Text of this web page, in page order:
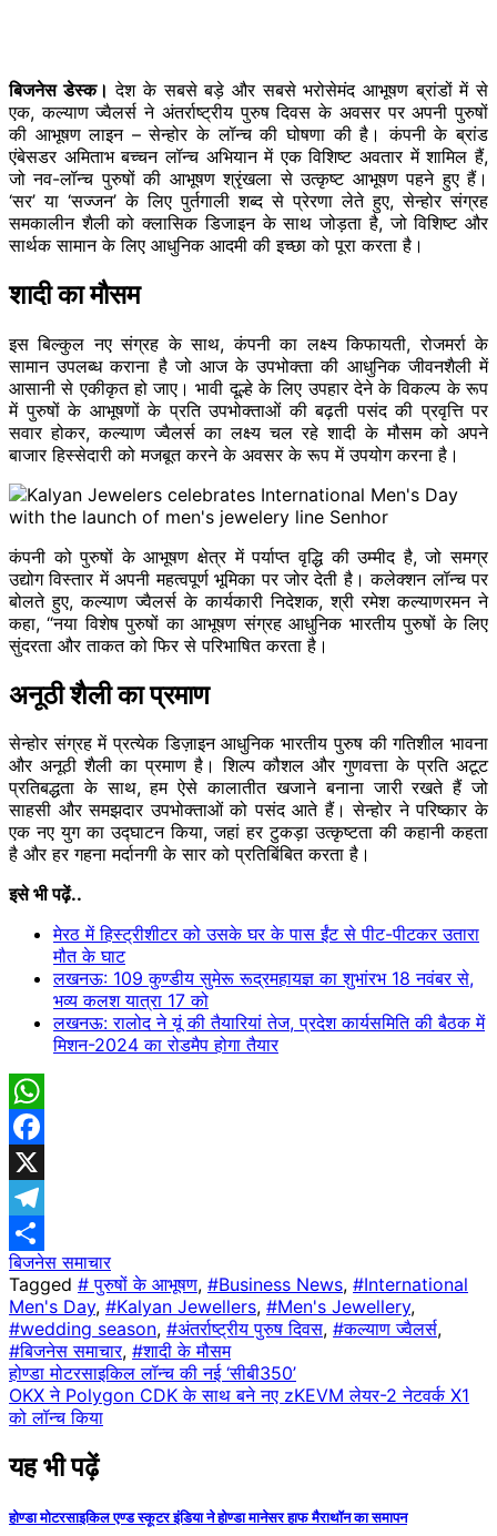
बिजनेस डेस्क। देश के सबसे बड़े और सबसे भरोसेमंद आभूषण ब्रांडों में से
एक, कल्याण ज्वैलर्स ने अंतर्राष्ट्रीय पुरुष दिवस के अवसर पर अपनी पुरुषों
की आभूषण लाइन – सेन्होर के लॉन्च की घोषणा की है। कंपनी के ब्रांड
एंबेसडर अमिताभ बच्चन लॉन्च अभियान में एक विशिष्ट अवतार में शामिल हैं,
जो नव-लॉन्च पुरुषों की आभूषण श्रृंखला से उत्कृष्ट आभूषण पहने हुए हैं।
‘सर’ या ‘सज्जन’ के लिए पुर्तगाली शब्द से प्रेरणा लेते हुए, सेन्होर संग्रह
समकालीन शैली को क्लासिक डिजाइन के साथ जोड़ता है, जो विशिष्ट और
सार्थक सामान के लिए आधुनिक आदमी की इच्छा को पूरा करता है।
शादी का मौसम
इस बिल्कुल नए संग्रह के साथ, कंपनी का लक्ष्य किफायती, रोजमर्रा के
सामान उपलब्ध कराना है जो आज के उपभोक्ता की आधुनिक जीवनशैली में
आसानी से एकीकृत हो जाए। भावी दूल्हे के लिए उपहार देने के विकल्प के रूप
में पुरुषों के आभूषणों के प्रति उपभोक्ताओं की बढ़ती पसंद की प्रवृत्ति पर
सवार होकर, कल्याण ज्वैलर्स का लक्ष्य चल रहे शादी के मौसम को अपने
बाजार हिस्सेदारी को मजबूत करने के अवसर के रूप में उपयोग करना है।
कंपनी को पुरुषों के आभूषण क्षेत्र में पर्याप्त वृद्धि की उम्मीद है, जो समग्र
उद्योग विस्तार में अपनी महत्वपूर्ण भूमिका पर जोर देती है। कलेक्शन लॉन्च पर
बोलते हुए, कल्याण ज्वैलर्स के कार्यकारी निदेशक, श्री रमेश कल्याणरमन ने
कहा, “नया विशेष पुरुषों का आभूषण संग्रह आधुनिक भारतीय पुरुषों के लिए
सुंदरता और ताकत को फिर से परिभाषित करता है।
अनूठी शैली का प्रमाण
सेन्होर संग्रह में प्रत्येक डिज़ाइन आधुनिक भारतीय पुरुष की गतिशील भावना
और अनूठी शैली का प्रमाण है। शिल्प कौशल और गुणवत्ता के प्रति अटूट
प्रतिबद्धता के साथ, हम ऐसे कालातीत खजाने बनाना जारी रखते हैं जो
साहसी और समझदार उपभोक्ताओं को पसंद आते हैं। सेन्होर ने परिष्कार के
एक नए युग का उद्घाटन किया, जहां हर टुकड़ा उत्कृष्टता की कहानी कहता
है और हर गहना मर्दानगी के सार को प्रतिबिंबित करता है।
इसे भी पढ़ें..
मेरठ में हिस्ट्रीशीटर को उसके घर के पास ईंट से पीट-पीटकर उतारा
मौत के घाट
लखनऊ: 109 कुण्डीय सुमेरू रूद्रमहायज्ञ का शुभांरभ 18 नवंबर से,
भव्य कलश यात्रा 17 को
लखनऊ: रालोद ने यूं की तैयारियां तेज, प्रदेश कार्यसमिति की बैठक में
मिशन-2024 का रोडमैप होगा तैयार
WhatsApp
Facebook
X
Telegram
Share
बिजनेस समाचार
Tagged # पुरुषों के आभूषण, #Business News, #International
Men's Day, #Kalyan Jewellers, #Men's Jewellery,
#wedding season, #अंतर्राष्ट्रीय पुरुष दिवस, #कल्याण ज्वैलर्स,
#बिजनेस समाचार, #शादी के मौसम
Post
navigation
होण्डा मोटरसाइकिल लॉन्च की नई ‘सीबी350’
OKX ने Polygon CDK के साथ बने नए zKEVM लेयर-2 नेटवर्क X1
को लॉन्च किया
यह भी पढ़ें
होण्डा मोटरसाइकिल एण्ड स्कूटर इंडिया ने होण्डा मानेसर हाफ मैराथॉन का समापन